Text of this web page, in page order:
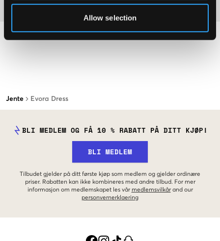
Allow selection
Jente Evora Dress
Materiale
BLI MEDLEM OG FÅ 10 % RABATT PÅ DITT KJØP!
BLI MEDLEM
Tilbudet gjelder på ditt første kjøp som medlem og gjelder ordinære
priser. Rabatten kan ikke kombineres med andre tilbud. For mer
informasjon om medlemskapet les vår medlemsvilkår and our
personvernerklaering